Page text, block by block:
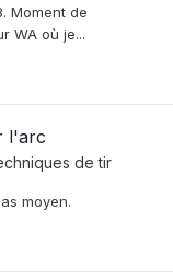
Moment de
WA où je...
l'arc
de tir
moyen.